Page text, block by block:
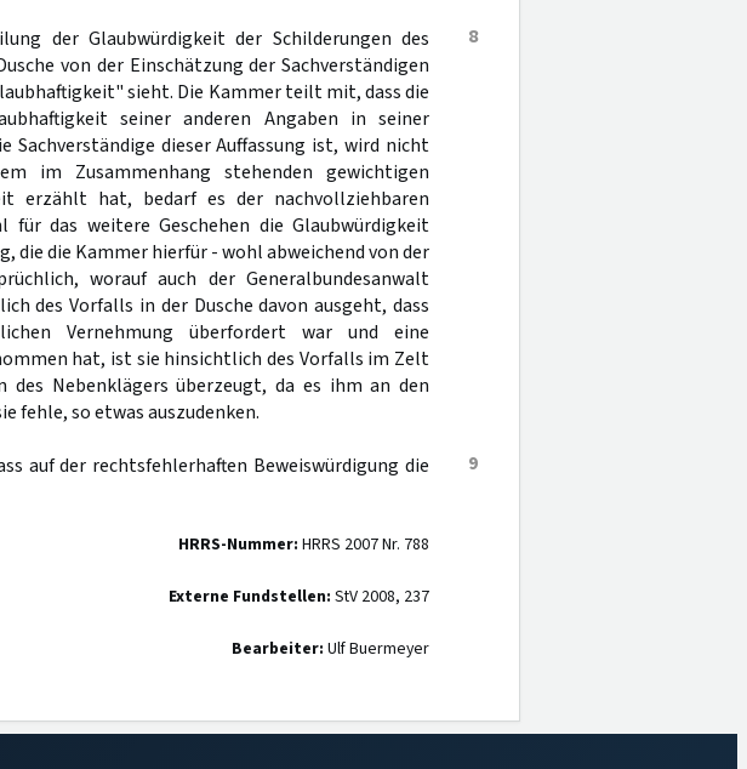
8
der Glaubwürdigkeit der Schilderungen des
von der Einschätzung der Sachverständigen
sieht. Die Kammer teilt mit, dass die
seiner anderen Angaben in seiner
Sachverständige dieser Auffassung ist, wird nicht
im Zusammenhang stehenden gewichtigen
erzählt hat, bedarf es der nachvollziehbaren
für das weitere Geschehen die Glaubwürdigkeit
die die Kammer hierfür - wohl abweichend von der
worauf auch der Generalbundesanwalt
des Vorfalls in der Dusche davon ausgeht, dass
Vernehmung überfordert war und eine
hat, ist sie hinsichtlich des Vorfalls im Zelt
des Nebenklägers überzeugt, da es ihm an den
fehle, so etwas auszudenken.
9
auf der rechtsfehlerhaften Beweiswürdigung die
HRRS-Nummer: HRRS 2007 Nr. 788
Externe Fundstellen: StV 2008, 237
Bearbeiter: Ulf Buermeyer